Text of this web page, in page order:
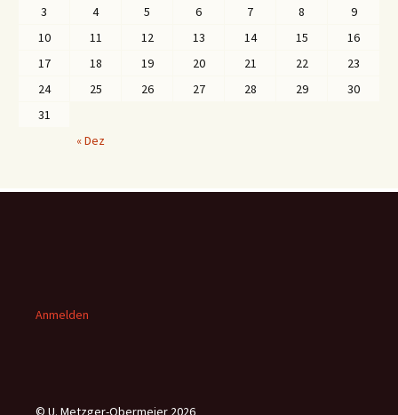
3
4 5 6 7 8
9
10
11 12 13 14 15
16
17
18 19 20 21 22
23
24
25 26 27 28 29
30
31
« Dez
Anmelden
© U. Metzger-Obermeier 2026